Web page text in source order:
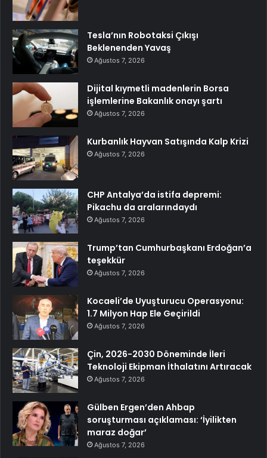
Tesla’nın Robotaksi Çıkışı
Beklenenden Yavaş
Ağustos 7, 2026
Dijital kıymetli madenlerin Borsa
işlemlerine Bakanlık onayı şartı
Ağustos 7, 2026
Kurbanlık Hayvan Satışında Kalp Krizi
Ağustos 7, 2026
CHP Antalya’da istifa depremi:
Pikachu da aralarındaydı
Ağustos 7, 2026
Trump’tan Cumhurbaşkanı Erdoğan’a
teşekkür
Ağustos 7, 2026
Kocaeli’de Uyuşturucu Operasyonu:
1.7 Milyon Hap Ele Geçirildi
Ağustos 7, 2026
Çin, 2026-2030 Döneminde İleri
Teknoloji Ekipman İthalatını Artıracak
Ağustos 7, 2026
Gülben Ergen’den Ahbap
soruşturması açıklaması: ‘İyilikten
maraz doğar’
Ağustos 7, 2026